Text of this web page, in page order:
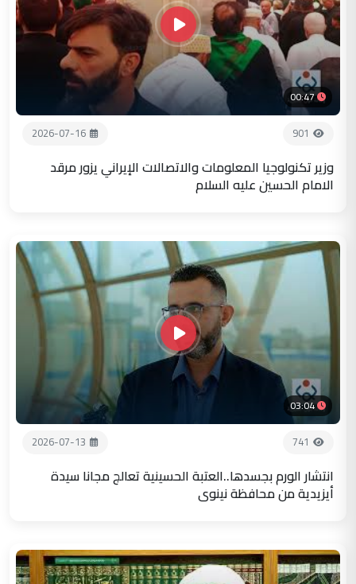
00:47
901
2026-07-16
وزير تكنولوجيا المعلومات والاتصالات الإيراني يزور مرقد
الامام الحسين عليه السلام
03:04
741
2026-07-13
انتشار الورم بجسدها..العتبة الحسينية تعالج مجانا سيدة
أيزيدية من محافظة نينوى